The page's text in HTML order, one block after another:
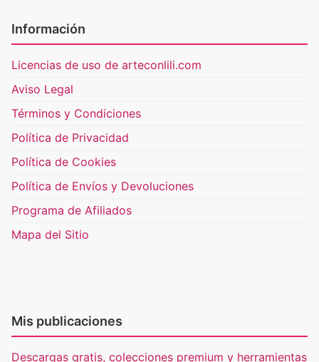
Información
Licencias de uso de arteconlili.com
Aviso Legal
Términos y Condiciones
Política de Privacidad
Política de Cookies
Política de Envíos y Devoluciones
Programa de Afiliados
Mapa del Sitio
Mis publicaciones
Descargas gratis, colecciones premium y herramientas